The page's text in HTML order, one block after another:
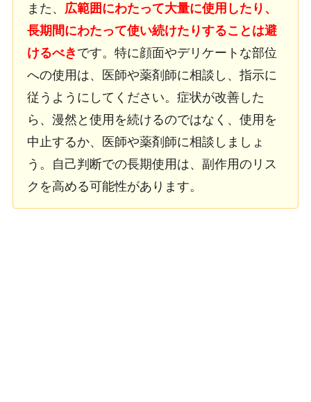
また、
広範囲にわたって大量に使用したり、
長期間にわたって使い続けたりすることは避
けるべき です。特に顔面やデリケートな部位
への使用は、医師や薬剤師に相談し、指示に
従うようにしてください。症状が改善した
ら、漫然と使用を続けるのではなく、使用を
中止するか、医師や薬剤師に相談しましょ
う。自己判断での長期使用は、副作用のリス
クを高める可能性があります。